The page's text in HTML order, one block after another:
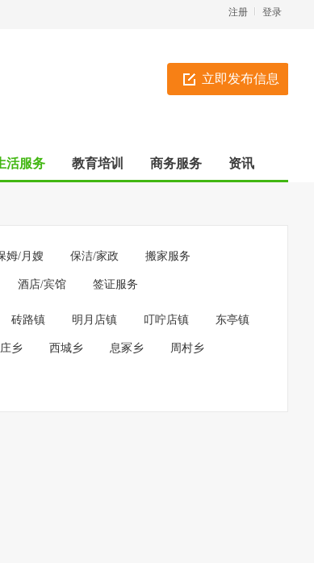
登录
注册
立即发布信息
活服务 教育培训 商务服务 资讯
姆/月嫂 保洁/家政 搬家服务
酒店/宾馆 签证服务
砖路镇 明月店镇 叮咛店镇 东亭镇
乡 西城乡 息冢乡 周村乡